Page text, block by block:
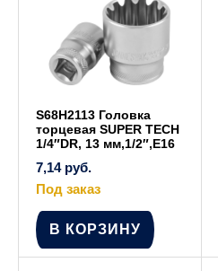
S68H2113 Головка
торцевая SUPER TECH
1/4″DR, 13 мм,1/2″,E16
7,14 руб.
Под заказ
В КОРЗИНУ